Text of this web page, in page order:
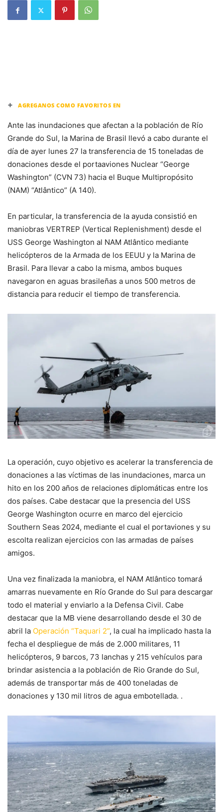
+ AGREGANOS COMO FAVORITOS EN
Ante las inundaciones que afectan a la población de Río
Grande do Sul, la Marina de Brasil llevó a cabo durante el
día de ayer lunes 27 la transferencia de 15 toneladas de
donaciones desde el portaaviones Nuclear “George
Washington” (CVN 73) hacia el Buque Multipropósito
(NAM) “Atlântico” (A 140).
En particular, la transferencia de la ayuda consistió en
maniobras VERTREP (Vertical Replenishment) desde el
USS George Washington al NAM Atlântico mediante
helicópteros de la Armada de los EEUU y la Marina de
Brasil. Para llevar a cabo la misma, ambos buques
navegaron en aguas brasileñas a unos 500 metros de
distancia para reducir el tiempo de transferencia.
La operación, cuyo objetivo es acelerar la transferencia de
donaciones a las víctimas de las inundaciones, marca un
hito en los 200 años de relaciones diplomáticas entre los
dos países. Cabe destacar que la presencia del USS
George Washington ocurre en marco del ejercicio
Southern Seas 2024, mediante el cual el portaviones y su
escolta realizan ejercicios con las armadas de países
amigos.
Una vez finalizada la maniobra, el NAM Atlântico tomará
amarras nuevamente en Río Grande do Sul para descargar
todo el material y enviarlo a la Defensa Civil. Cabe
destacar que la MB viene desarrollando desde el 30 de
abril la Operación “Taquari 2”, la cual ha implicado hasta la
fecha el despliegue de más de 2.000 militares, 11
helicópteros, 9 barcos, 73 lanchas y 215 vehículos para
brindar asistencia a la población de Rio Grande do Sul,
además de transportar más de 400 toneladas de
donaciones y 130 mil litros de agua embotellada. .